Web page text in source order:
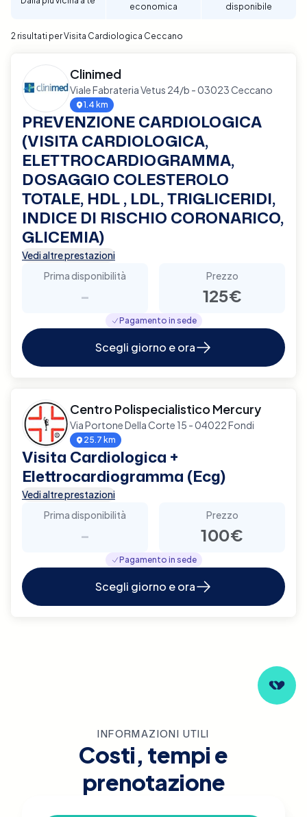
per garantire un supporto diagnostico completo e
economica
disponibile
2 risultati per Visita Cardiologica Ceccano
Clinimed
Viale Fabrateria Vetus 24/b - 03023 Ceccano
1.4 km
PREVENZIONE CARDIOLOGICA
(VISITA CARDIOLOGICA,
ELETTROCARDIOGRAMMA,
DOSAGGIO COLESTEROLO
TOTALE, HDL , LDL, TRIGLICERIDI,
INDICE DI RISCHIO CORONARICO,
GLICEMIA)
Vedi altre prestazioni
Prima disponibilità
-
Prezzo
125€
Pagamento in sede
Scegli giorno e ora
Centro Polispecialistico Mercury
Via Portone Della Corte 15 - 04022 Fondi
25.7 km
Visita Cardiologica +
Elettrocardiogramma (Ecg)
Vedi altre prestazioni
Prima disponibilità
-
Prezzo
100€
Pagamento in sede
Scegli giorno e ora
INFORMAZIONI UTILI
Costi, tempi e
prenotazione